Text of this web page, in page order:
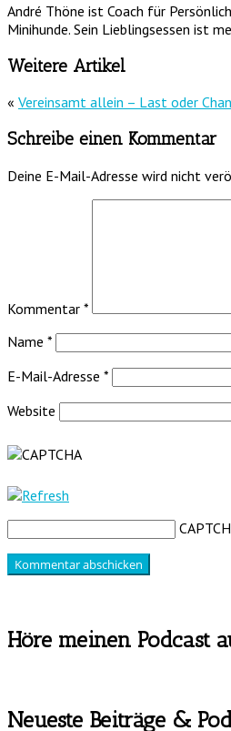
André Thöne ist Coach für
Minihunde. Sein Lieblingsessen ist
Weitere Artikel
« Vereinsamt allein – Last oder
Schreibe einen Kommentar
Deine E-Mail-Adresse wird nicht
Kommentar *
Name *
E-Mail-Adresse *
Website
Höre meinen Podcast
Neueste Beiträge &